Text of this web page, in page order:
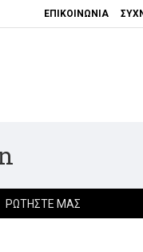
ΕΠΙΚΟΙΝΩΝΊΑ
ΡΩΤΉΣΤΕ ΜΑΣ